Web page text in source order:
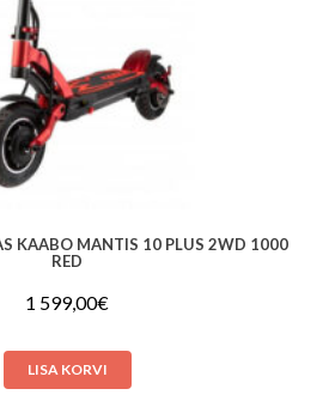
KAABO MANTIS 10 PLUS 2WD 1000
RED
1 599,00€
LISA KORVI